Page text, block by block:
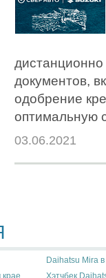
документов,
одобрение
оптимальную
03.06.2021
Daihatsu Mira
Хэтчбек